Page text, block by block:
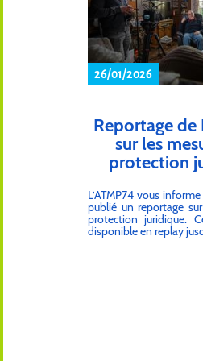
L'ATMP74 diffusera
sur le lieu et le
semaines. Toutes les
pied d'oeuvre pour
les meilleures
26/01/2026
Reportage de
sur les
protection
L’ATMP74 vous
publié un reportage
protection juridique.
disponible en replay